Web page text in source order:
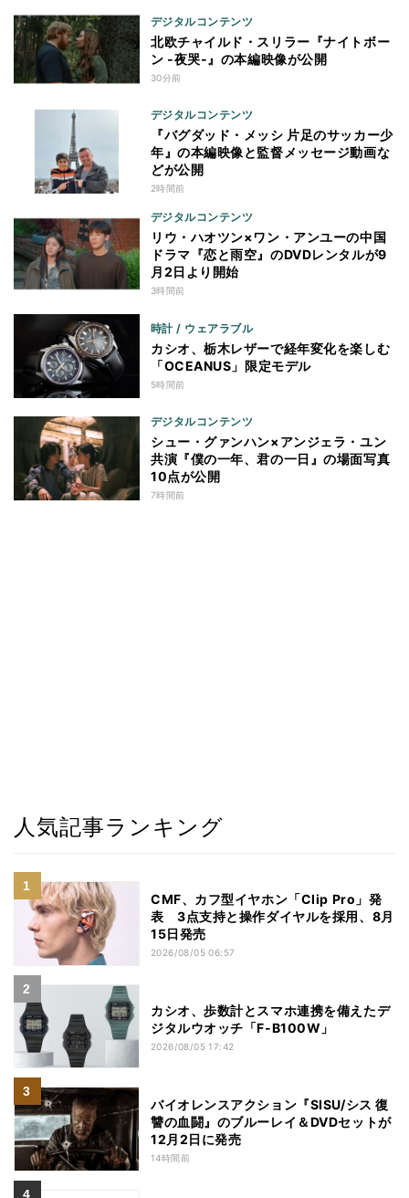
デジタルコンテンツ
北欧チャイルド・スリラー『ナイトボー
ン -夜哭-』の本編映像が公開
30分前
デジタルコンテンツ
『バグダッド・メッシ 片足のサッカー少
年』の本編映像と監督メッセージ動画な
どが公開
2時間前
デジタルコンテンツ
リウ・ハオツン×ワン・アンユーの中国
ドラマ『恋と雨空』のDVDレンタルが9
月2日より開始
3時間前
時計 / ウェアラブル
カシオ、栃木レザーで経年変化を楽しむ
「OCEANUS」限定モデル
5時間前
デジタルコンテンツ
シュー・グァンハン×アンジェラ・ユン
共演『僕の一年、君の一日』の場面写真
10点が公開
7時間前
人気記事ランキング
CMF、カフ型イヤホン「Clip Pro」発
表 3点支持と操作ダイヤルを採用、8月
15日発売
2026/08/05 06:57
カシオ、歩数計とスマホ連携を備えたデ
ジタルウオッチ「F-B100W」
2026/08/05 17:42
バイオレンスアクション『SISU/シス 復
讐の血闘』のブルーレイ＆DVDセットが
12月2日に発売
14時間前